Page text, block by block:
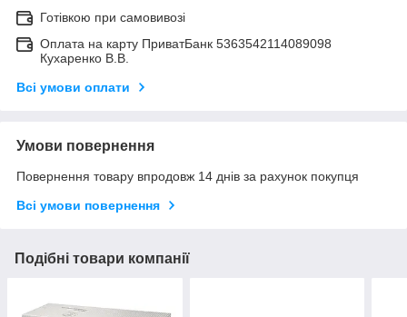
Готівкою при самовивозі
Оплата на карту ПриватБанк 5363542114089098
Кухаренко В.В.
Всі умови оплати
Умови повернення
Повернення товару впродовж 14 днів за рахунок покупця
Всі умови повернення
Подібні товари компанії